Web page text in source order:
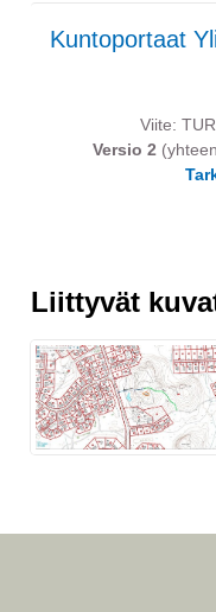
Kuntoportaat
Viite:
Versio 2
Liittyvät